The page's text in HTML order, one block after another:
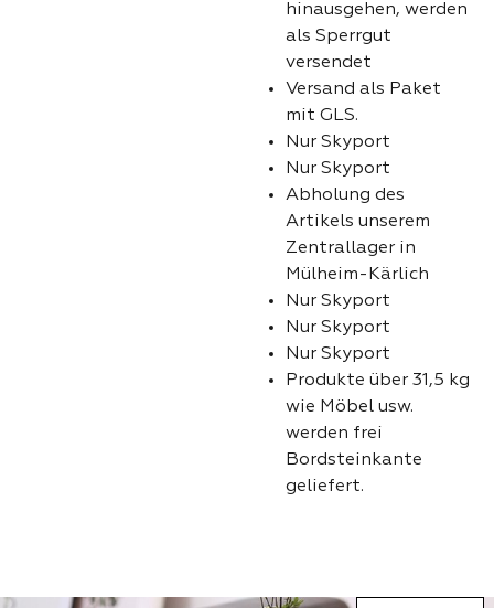
hinausgehen, werden
als Sperrgut
versendet
Versand als Paket
mit GLS.
Nur Skyport
Nur Skyport
Abholung des
Artikels unserem
Zentrallager in
Mülheim-Kärlich
Nur Skyport
Nur Skyport
Nur Skyport
Produkte über 31,5 kg
wie Möbel usw.
werden frei
Bordsteinkante
geliefert.